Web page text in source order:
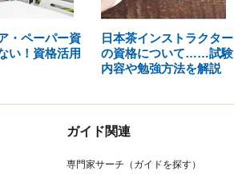
・ペーパー資
い！資格活用
日本茶インストラクター
の資格について……試験
内容や勉強方法を解説
ガイド関連
専門家サーチ（ガイドを探す）